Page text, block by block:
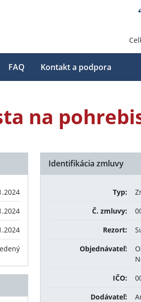
FAQ Kontakt a podpora
na
Identifikácia zmluvy
Typ:
Č. zmluvy:
Rezort:
Objednávateľ:
IČO:
Dodávateľ: